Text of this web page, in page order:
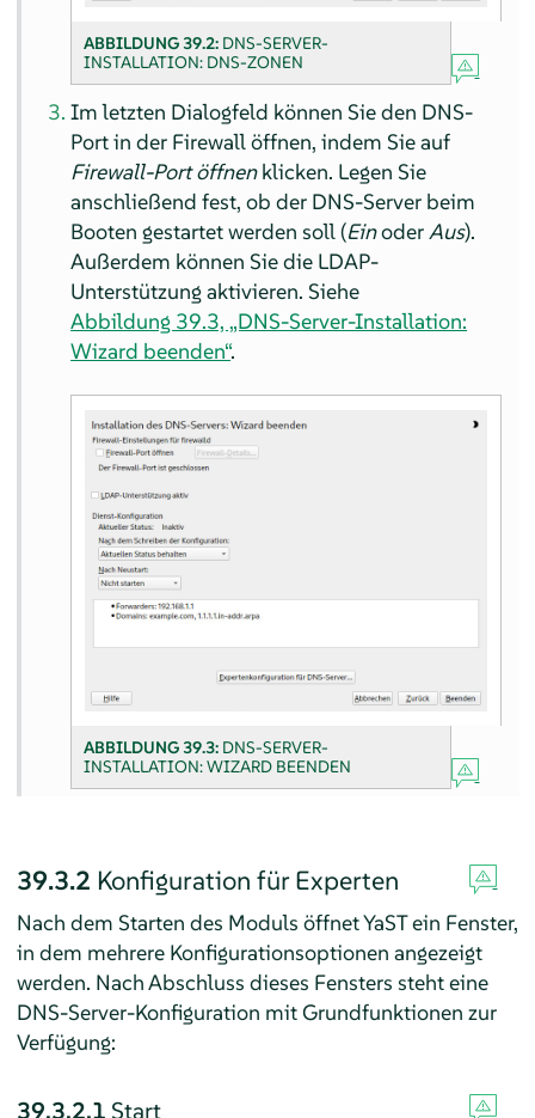
ABBILDUNG 39.2: DNS-SERVER-
INSTALLATION: DNS-ZONEN
Im letzten Dialogfeld können Sie den DNS-
Port in der Firewall öffnen, indem Sie auf
Firewall-Port öffnenklicken. Legen Sie
anschließend fest, ob der DNS-Server beim
Booten gestartet werden soll (EinoderAus).
Außerdem können Sie die LDAP-
Unterstützung aktivieren. Siehe
Abbildung 39.3, „DNS-Server-Installation:
Wizard beenden“.
ABBILDUNG 39.3: DNS-SERVER-
INSTALLATION: WIZARD BEENDEN
39.3.2 Konfiguration für Experten
Nach dem Starten des Moduls öffnet YaST ein Fenster,
in dem mehrere Konfigurationsoptionen angezeigt
werden. Nach Abschluss dieses Fensters steht eine
DNS-Server-Konfiguration mit Grundfunktionen zur
Verfügung:
39.3.2.1 Start